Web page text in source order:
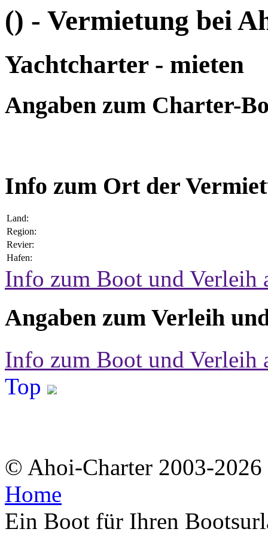
() - Vermietung bei
Yachtcharter - mieten
Angaben zum Charter-
Info zum Ort der
Land:
Region:
Revier:
Hafen:
Info zum Boot und Verleih
Angaben zum Verleih
Info zum Boot und Verleih
Top
© Ahoi-Charter 2003-
Home
Ein Boot für Ihren